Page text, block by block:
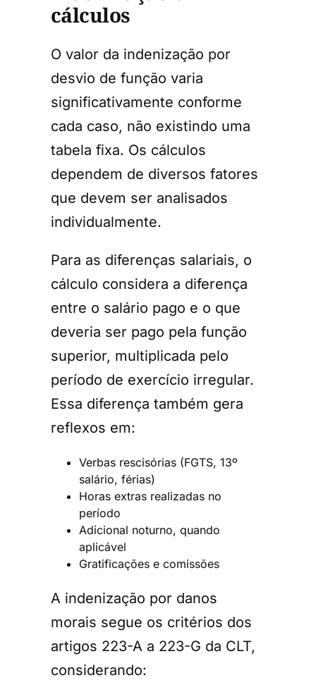
cálculos
O valor da indenização por
desvio de função varia
significativamente conforme
cada caso, não existindo uma
tabela fixa. Os cálculos
dependem de diversos fatores
que devem ser analisados
individualmente.
Para as diferenças salariais, o
cálculo considera a diferença
entre o salário pago e o que
deveria ser pago pela função
superior, multiplicada pelo
período de exercício irregular.
Essa diferença também gera
reflexos em:
Verbas rescisórias (FGTS, 13º
salário, férias)
Horas extras realizadas no
período
Adicional noturno, quando
aplicável
Gratificações e comissões
A indenização por danos
morais segue os critérios dos
artigos 223-A a 223-G da CLT,
considerando: